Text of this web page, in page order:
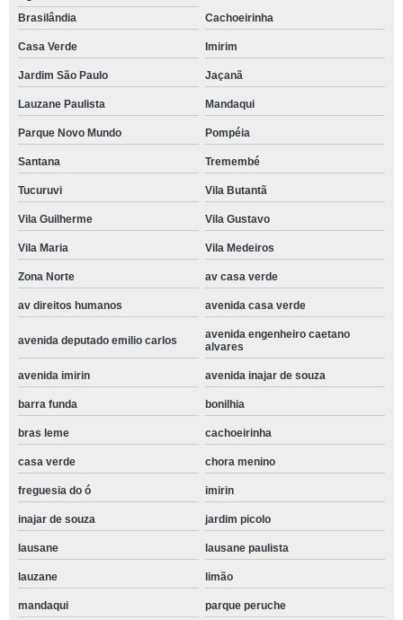
Brasilândia
Cachoeirinha
Casa Verde Imirim
Jardim São Paulo Jaçanã
Lauzane Paulista Mandaqui
Parque Novo Mundo Pompéia
Santana Tremembé
Tucuruvi Vila Butantã
Vila Guilherme Vila Gustavo
Vila Maria Vila Medeiros
Zona Norte av casa verde
av direitos humanos avenida casa verde
avenida deputado emilio carlos
avenida engenheiro caetano
alvares
avenida imirin avenida inajar de souza
barra funda bonilhia
bras leme cachoeirinha
casa verde chora menino
freguesia do ó imirin
inajar de souza jardim picolo
lausane lausane paulista
lauzane limão
mandaqui parque peruche